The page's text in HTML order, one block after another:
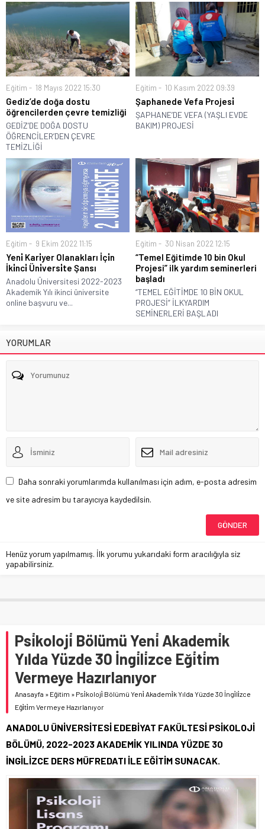
Eğitim 18 Mayıs 2022 15:30
Gediz’de doğa dostu
öğrencilerden çevre temizliği
GEDİZ’DE DOĞA DOSTU
ÖĞRENCİLER’DEN ÇEVRE
TEMİZLİĞİ
Eğitim 10 Kasım 2022 09:39
Şaphanede Vefa Projesi̇
ŞAPHANE’DE VEFA (YAŞLI EVDE
BAKIM) PROJESİ
Eğitim 9 Ekim 2022 11:15
Yeni̇ Kari̇yer Olanakları İçi̇n
İki̇nci̇ Üni̇versi̇te Şansı
Anadolu Üniversitesi 2022-2023
Akademik Yılı ikinci üniversite
online başvuru ve...
Eğitim 30 Nisan 2022 12:15
“Temel Eğitimde 10 bin Okul
Projesi” ilk yardım seminerleri
başladı
“TEMEL EĞİTİMDE 10 BİN OKUL
PROJESİ” İLKYARDIM
SEMİNERLERİ BAŞLADI
YORUMLAR
Daha sonraki yorumlarımda kullanılması için adım, e-posta adresim
ve site adresim bu tarayıcıya kaydedilsin.
Henüz yorum yapılmamış. İlk yorumu yukarıdaki form aracılığıyla siz
yapabilirsiniz.
Psi̇koloji̇ Bölümü Yeni̇ Akademi̇k
Yılda Yüzde 30 İngi̇li̇zce Eği̇ti̇m
Vermeye Hazırlanıyor
Anasayfa » Eğitim » Psi̇koloji̇ Bölümü Yeni̇ Akademi̇k Yılda Yüzde 30 İngi̇li̇zce
Eği̇ti̇m Vermeye Hazırlanıyor
ANADOLU ÜNİVERSİTESİ EDEBİYAT FAKÜLTESİ PSİKOLOJİ
BÖLÜMÜ, 2022-2023 AKADEMİK YILINDA YÜZDE 30
İNGİLİZCE DERS MÜFREDATI İLE EĞİTİM SUNACAK.